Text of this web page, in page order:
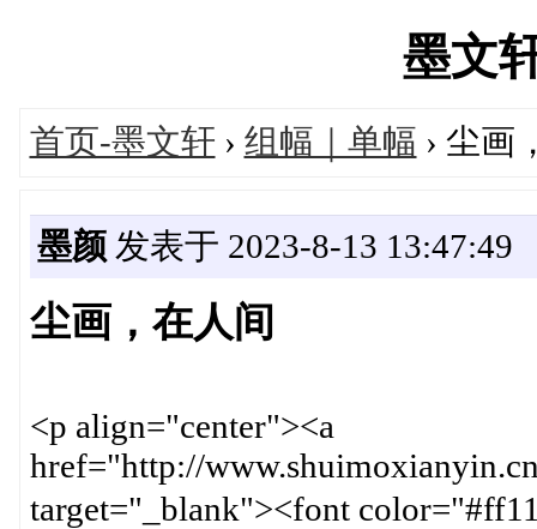
墨文
首页-墨文轩 › 组幅｜单幅 › 尘画
墨颜发表于 2023-8-13 13:47:49
尘画，在人间
<p align="center"><a
href="http://
target="_blank"><font